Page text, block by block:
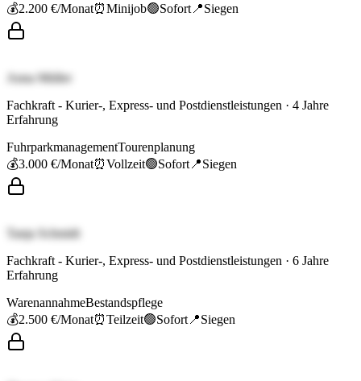
💰2.200 €/Monat⏰Minijob🟢Sofort 📍Siegen
Anna Müller
Fachkraft - Kurier-, Express- und Postdienstleistungen · 4 Jahre
Erfahrung
FuhrparkmanagementTourenplanung
💰3.000 €/Monat⏰Vollzeit🟢Sofort 📍Siegen
Tanja Schmidt
Fachkraft - Kurier-, Express- und Postdienstleistungen · 6 Jahre
Erfahrung
WarenannahmeBestandspflege
💰2.500 €/Monat⏰Teilzeit🟢Sofort 📍Siegen